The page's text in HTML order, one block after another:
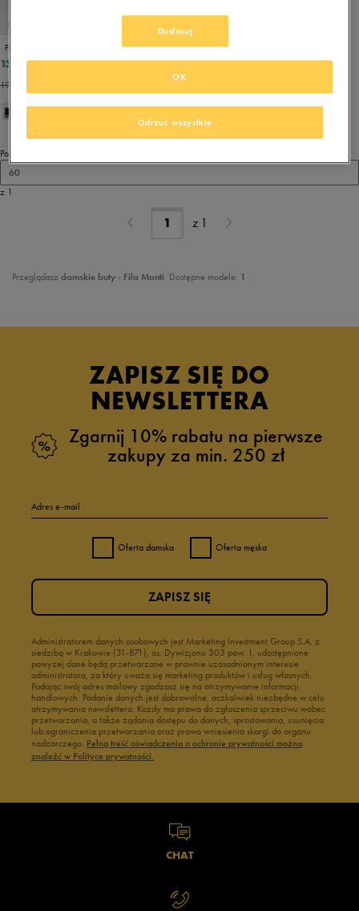
FILA MONTI CTF
199,99 zł
139,99 zł
199,99 zł
Pokaż
60
z 1
z 1
Przeglądasz damskie buty - Fila Monti. Dostępne modele: 1
ZAPISZ SIĘ DO
NEWSLETTERA
Zgarnij 10% rabatu na pierwsze
zakupy za min. 250 zł
Adres e-mail
Oferta damska Oferta męska
Administratorem danych osobowych jest Marketing Investment Group S.A. z
siedzibą w Krakowie (31-871), os. Dywizjonu 303 paw. 1, udostępnione
powyżej dane będą przetwarzane w prawnie uzasadnionym interesie
administratora, za który uważa się marketing produktów i usług własnych.
Podając swój adres mailowy zgadzasz się na otrzymywanie informacji
handlowych. Podanie danych jest dobrowolne, aczkolwiek niezbędne w celu
otrzymywania newslettera. Każdy ma prawo do zgłoszenia sprzeciwu wobec
przetwarzania, a także żądania dostępu do danych, sprostowania, usunięcia
lub ograniczenia przetwarzania oraz prawo wniesienia skargi do organu
nadzorczego. Pełną treść oświadczenia o ochronie prywatności można
znaleźć w Polityce prywatności.
ZAPISZ SIĘ
CHAT
Dostosuj
Odrzuć wszystkie
OK